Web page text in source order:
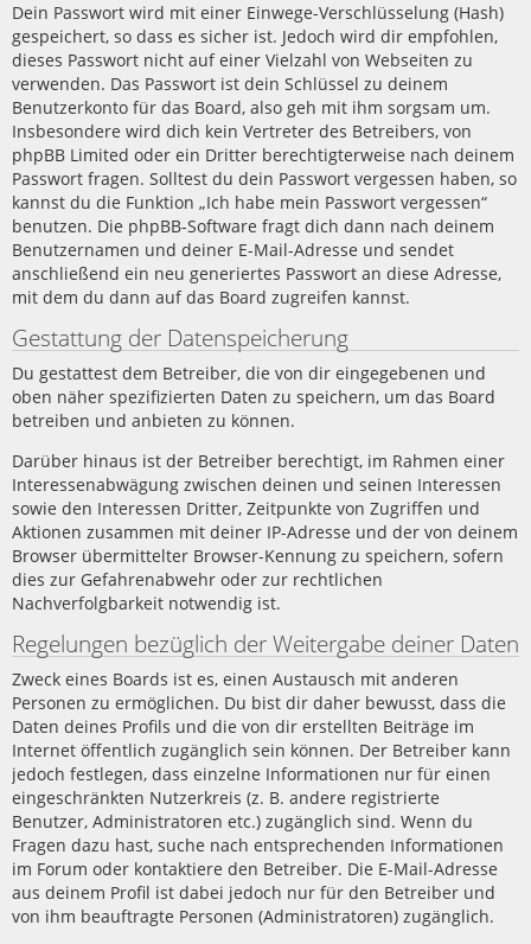
Dein Passwort wird mit einer Einwege-Verschlüsselung (Hash)
gespeichert, so dass es sicher ist. Jedoch wird dir empfohlen,
dieses Passwort nicht auf einer Vielzahl von Webseiten zu
verwenden. Das Passwort ist dein Schlüssel zu deinem
Benutzerkonto für das Board, also geh mit ihm sorgsam um.
Insbesondere wird dich kein Vertreter des Betreibers, von
phpBB Limited oder ein Dritter berechtigterweise nach deinem
Passwort fragen. Solltest du dein Passwort vergessen haben, so
kannst du die Funktion „Ich habe mein Passwort vergessen“
benutzen. Die phpBB-Software fragt dich dann nach deinem
Benutzernamen und deiner E-Mail-Adresse und sendet
anschließend ein neu generiertes Passwort an diese Adresse,
mit dem du dann auf das Board zugreifen kannst.
Gestattung der Datenspeicherung
Du gestattest dem Betreiber, die von dir eingegebenen und
oben näher spezifizierten Daten zu speichern, um das Board
betreiben und anbieten zu können.
Darüber hinaus ist der Betreiber berechtigt, im Rahmen einer
Interessenabwägung zwischen deinen und seinen Interessen
sowie den Interessen Dritter, Zeitpunkte von Zugriffen und
Aktionen zusammen mit deiner IP-Adresse und der von deinem
Browser übermittelter Browser-Kennung zu speichern, sofern
dies zur Gefahrenabwehr oder zur rechtlichen
Nachverfolgbarkeit notwendig ist.
Regelungen bezüglich der Weitergabe deiner Daten
Zweck eines Boards ist es, einen Austausch mit anderen
Personen zu ermöglichen. Du bist dir daher bewusst, dass die
Daten deines Profils und die von dir erstellten Beiträge im
Internet öffentlich zugänglich sein können. Der Betreiber kann
jedoch festlegen, dass einzelne Informationen nur für einen
eingeschränkten Nutzerkreis (z. B. andere registrierte
Benutzer, Administratoren etc.) zugänglich sind. Wenn du
Fragen dazu hast, suche nach entsprechenden Informationen
im Forum oder kontaktiere den Betreiber. Die E-Mail-Adresse
aus deinem Profil ist dabei jedoch nur für den Betreiber und
von ihm beauftragte Personen (Administratoren) zugänglich.